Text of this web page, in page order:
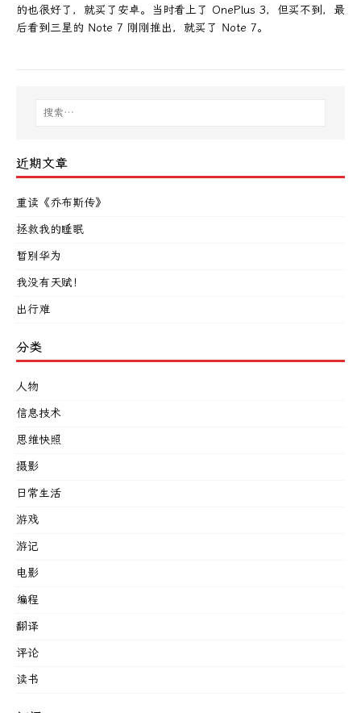
的也很好了，就买了安卓。当时看上了 OnePlus 3，但买不到，最
后看到三星的 Note 7 刚刚推出，就买了 Note 7。
近期文章
重读《乔布斯传》
拯救我的睡眠
暂别华为
我没有天赋！
出行难
分类
人物
信息技术
思维快照
摄影
日常生活
游戏
游记
电影
编程
翻译
评论
读书